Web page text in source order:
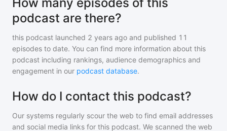
podcast are there?
this podcast launched 2 years ago and published 11
episodes to date. You can find more information about this
podcast including rankings, audience demographics and
engagement in our podcast database.
How do I contact this podcast?
Our systems regularly scour the web to find email addresses
and social media links for this podcast. We scanned the web